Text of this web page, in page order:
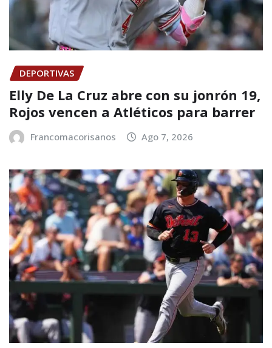
DEPORTIVAS
Elly De La Cruz abre con su jonrón 19,
Rojos vencen a Atléticos para barrer
Francomacorisanos Ago 7, 2026